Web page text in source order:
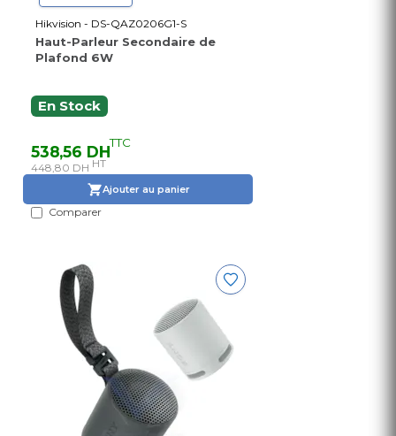
Hikvision - DS-QAZ0206G1-S
Haut-Parleur Secondaire de
Plafond 6W
En Stock
538,56 DHTTC
448,80 DH HT
Ajouter au panier
Comparer